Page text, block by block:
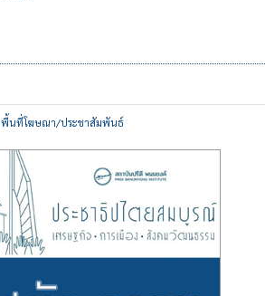
พื้นที่โฆษณา/ประชาสัมพันธ์